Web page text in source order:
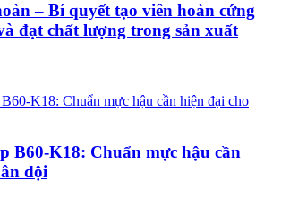
– Bí quyết tạo viên hoàn cứng
đạt chất lượng trong sản xuất
B60-K18: Chuẩn mực hậu cần
đội